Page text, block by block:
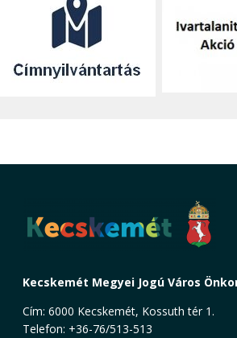
Kecskemét Megyei Jogú Város
Cím: 6000 Kecskemét, Kossuth tér 1.
Telefon: +36-76/513-513